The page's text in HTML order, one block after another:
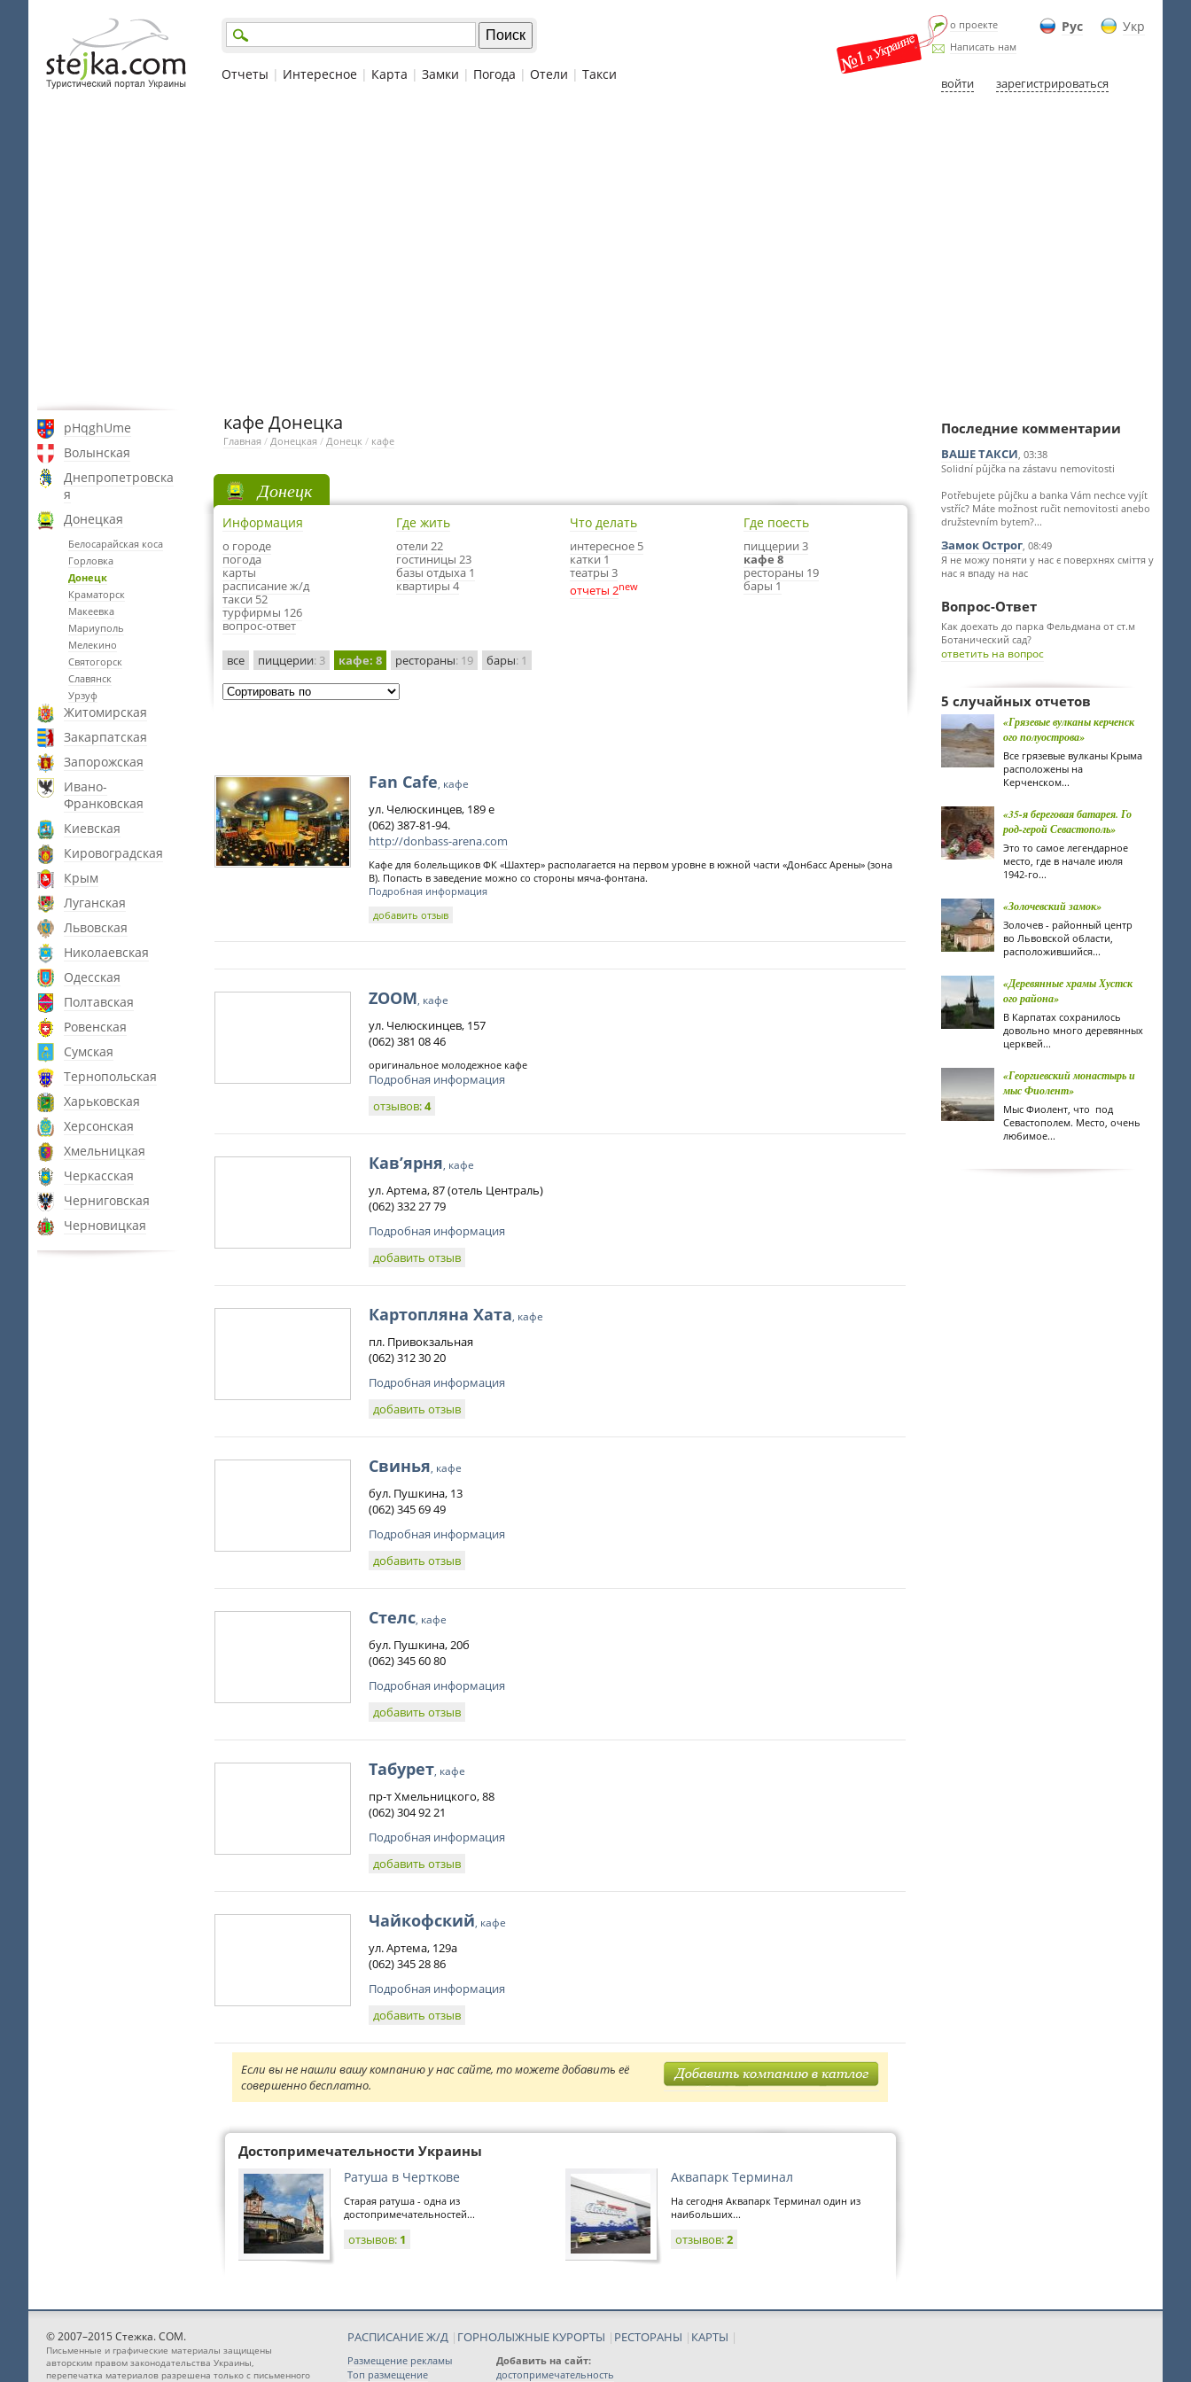
Рус Укр
о проекте
Написать нам
войти зарегистрироваться
Отчеты | Интересное | Карта | Замки | Погода | Отели | Такси
pHqghUme
Волынская
Днепропетровска
я
Донецкая
Белосарайская коса
Горловка
Донецк
Краматорск
Макеевка
Мариуполь
Мелекино
Святогорск
Славянск
Урзуф
Житомирская
Закарпатская
Запорожская
Ивано-
Франковская
Киевская
Кировоградская
Крым
Луганская
Львовская
Николаевская
Одесская
Полтавская
Ровенская
Сумская
Тернопольская
Харьковская
Херсонская
Хмельницкая
Черкасская
Черниговская
Черновицкая
кафе Донецка
Главная / Донецкая / Донецк / кафе
Донецк
Информация
о городе
погода
карты
расписание ж/д
такси 52
турфирмы 126
вопрос-ответ
Где жить
отели 22
гостиницы 23
базы отдыха 1
квартиры 4
Что делать
интересное 5
катки 1
театры 3
отчеты 2new
Где поесть
пиццерии 3
кафе 8
рестораны 19
бары 1
все пиццерии: 3 кафе: 8 рестораны: 19 бары: 1
Fan Cafe, кафе
ул. Челюскинцев, 189 е
(062) 387-81-94.
http://donbass-arena.com
Кафе для болельщиков ФК «Шахтер» располагается на первом уровне в южной части «Донбасс Арены» (зона
B). Попасть в заведение можно со стороны мяча-фонтана.
Подробная информация
добавить отзыв
ZOOM, кафе
ул. Челюскинцев, 157
(062) 381 08 46
оригинальное молодежное кафе
Подробная информация
отзывов:4
Кав’ярня, кафе
ул. Артема, 87 (отель Централь)
(062) 332 27 79
Подробная информация
добавить отзыв
Картопляна Хата, кафе
пл. Привокзальная
(062) 312 30 20
Подробная информация
добавить отзыв
Свинья, кафе
бул. Пушкина, 13
(062) 345 69 49
Подробная информация
добавить отзыв
Стелс, кафе
бул. Пушкина, 20б
(062) 345 60 80
Подробная информация
добавить отзыв
Табурет, кафе
пр-т Хмельницкого, 88
(062) 304 92 21
Подробная информация
добавить отзыв
Чайкофский, кафе
ул. Артема, 129а
(062) 345 28 86
Подробная информация
добавить отзыв
Если вы не нашли вашу компанию у нас сайте, то можете добавить её
совершенно бесплатно.
Достопримечательности Украины
Ратуша в Черткове
Старая ратуша - одна из
достопримечательностей...
отзывов: 1
Аквапарк Терминал
На сегодня Аквапарк Терминал один из
наибольших...
отзывов:2
Последние комментарии
ВАШЕ ТАКСИ, 03:38
Solidní půjčka na zástavu nemovitosti
Potřebujete půjčku a banka Vám nechce vyjít
vstříc? Máte možnost ručit nemovitosti anebo
družstevním bytem?...
Замок Острог, 08:49
Я не можу поняти у нас є поверхнях сміття у
нас я впаду на нас
Вопрос-Ответ
Как доехать до парка Фельдмана от ст.м
Ботанический сад?
ответить на вопрос
5 случайных отчетов
«Грязевые вулканы керченск
ого полуострова»
Все грязевые вулканы Крыма
расположены на
Керченском...
«35-я береговая батарея. Го
род-герой Севастополь»
Это то самое легендарное
место, где в начале июля
1942-го...
«Золочевский замок»
Золочев - районный центр
во Львовской области,
расположившийся...
«Деревянные храмы Хустск
ого района»
В Карпатах сохранилось
довольно много деревянных
церквей...
«Георгиевский монастырь и
мыс Фиолент»
Мыс Фиолент, что под
Севастополем. Место, очень
любимое...
© 2007–2015 Стежка. COM.
Письменные и графические материалы защищены
авторским правом законодательства Украины,
перепечатка материалов разрешена только с письменного
РАСПИСАНИЕ Ж/Д | ГОРНОЛЫЖНЫЕ КУРОРТЫ | РЕСТОРАНЫ | КАРТЫ |
Размещение рекламы
Топ размещение
Добавить на сайт:
достопримечательность